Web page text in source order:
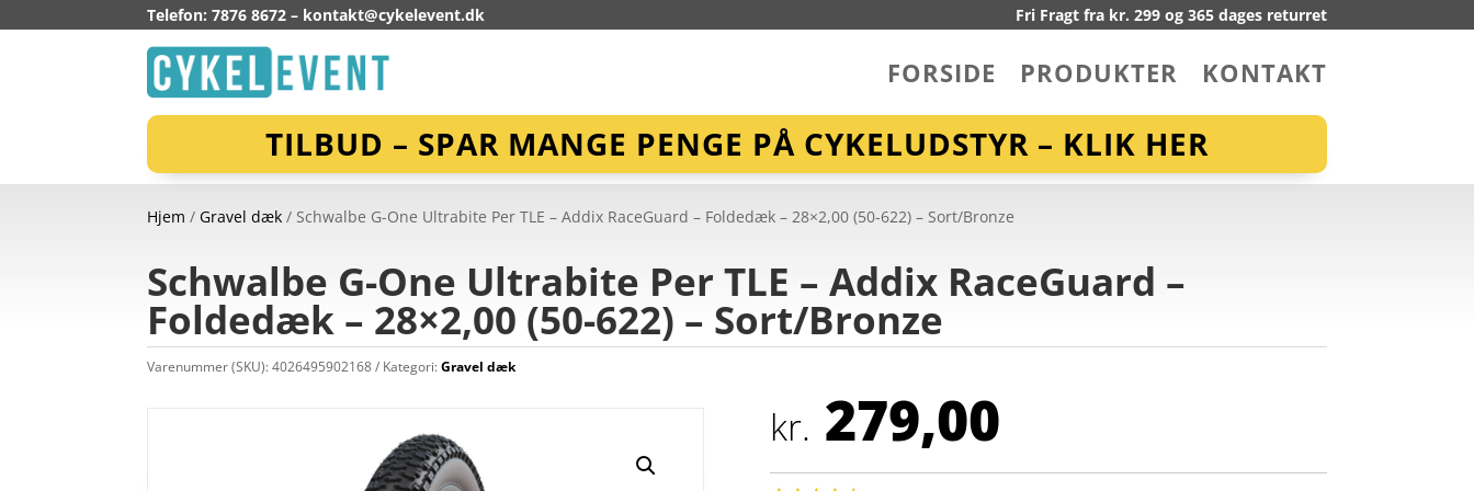
Telefon: 7876 8672 – kontakt@cykelevent.dk Fri Fragt fra kr. 299 og 365 dages returret
FORSIDE PRODUKTER KONTAKT
TILBUD – SPAR MANGE PENGE PÅ CYKELUDSTYR – KLIK HER
Hjem /Gravel dæk / Schwalbe G-One Ultrabite Per TLE – Addix RaceGuard – Foldedæk – 28×2,00 (50-622) – Sort/Bronze
Schwalbe G-One Ultrabite Per TLE – Addix RaceGuard –
Foldedæk – 28×2,00 (50-622) – Sort/Bronze
Varenummer (SKU):4026495902168 Kategori:Gravel dæk
kr. 279,00